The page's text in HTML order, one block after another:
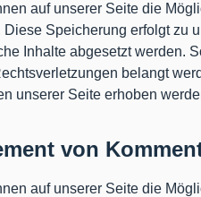
auf unserer Seite die
Diese Speicherung erfolgt zu
Inhalte abgesetzt werden.
belangt
unserer Seite erhoben
von
auf unserer Seite die